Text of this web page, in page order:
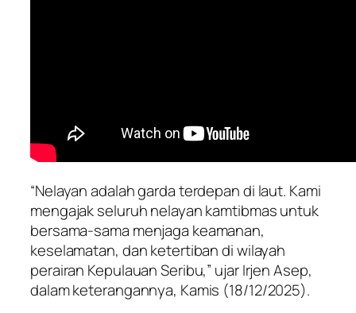
“Nelayan adalah garda terdepan di laut. Kami
mengajak seluruh nelayan kamtibmas untuk
bersama-sama menjaga keamanan,
keselamatan, dan ketertiban di wilayah
perairan Kepulauan Seribu,” ujar Irjen Asep,
dalam keterangannya, Kamis (18/12/2025).